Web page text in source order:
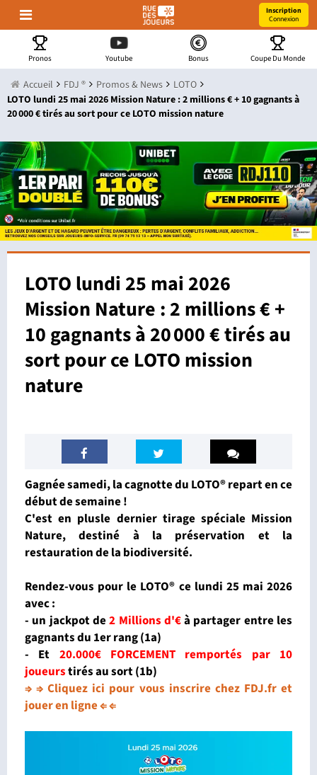
Inscription
Connexion
Pronos Youtube Bonus Coupe Du Monde
Accueil FDJ ® Promos & News
LOTO
LOTO lundi 25 mai 2026 Mission Nature : 2 millions € + 10 gagnants à
20 000 € tirés au sort pour ce LOTO mission nature
LOTO lundi 25 mai 2026
Mission Nature : 2 millions € +
10 gagnants à 20 000 € tirés au
sort pour ce LOTO mission
nature
Gagnée samedi, la cagnotte du LOTO® repart en ce
début de semaine !
C'est en plusle dernier tirage spéciale Mission
Nature, destiné à la préservation et la
restauration de la biodiversité.
Rendez-vous pour le LOTO® ce lundi 25 mai 2026
avec :
- un jackpot de2 Millions d'€à partager entre les
gagnants du 1er rang (1a)
- Et 20.000€ FORCEMENT remportés par 10
joueurstirés au sort(1b)
⇒ ⇒ Cliquez ici pour vous inscrire chez FDJ.fr et
jouer en ligne ⇐ ⇐